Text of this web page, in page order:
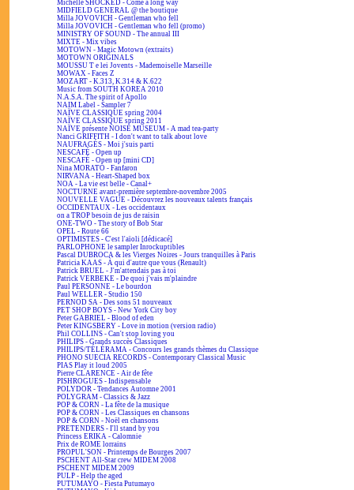
Michelle SHOCKED - Come a long way
MIDFIELD GENERAL @ the boutique
Milla JOVOVICH - Gentleman who fell
Milla JOVOVICH - Gentleman who fell (promo)
MINISTRY OF SOUND - The annual III
MIXTE - Mix vibes
MOTOWN - Magic Motown (extraits)
MOTOWN ORIGINALS
MOUSSU T e lei Jovents - Mademoiselle Marseille
MOWAX - Faces Z
MOZART - K.313, K.314 & K.622
Music from SOUTH KOREA 2010
N.A.S.A. The spirit of Apollo
NAIM Label - Sampler 7
NAÏVE CLASSIQUE spring 2004
NAÏVE CLASSIQUE spring 2011
NAÏVE présente NOISE MUSEUM - A mad tea-party
Nanci GRIFFITH - I don't want to talk about love
NAUFRAGÉS - Moi j'suis parti
NESCAFÉ - Open up
NESCAFÉ - Open up [mini CD]
Nina MORATO - Fanfaron
NIRVANA - Heart-Shaped box
NOA - La vie est belle - Canal+
NOCTURNE avant-première septembre-novembre 2005
NOUVELLE VAGUE - Découvrez les nouveaux talents français
OCCIDENTAUX - Les occidentaux
on a TROP besoin de jus de raisin
ONE-TWO - The story of Bob Star
OPEL - Route 66
OPTIMISTES - C'est l'aïoli [dédicacé]
PARLOPHONE le sampler Inrockuptibles
Pascal DUBROCA & les Vierges Noires - Jours tranquilles à Paris
Patricia KAAS - À qui d'autre que vous (Renault)
Patrick BRUEL - J'm'attendais pas à toi
Patrick VERBEKE - De quoi j'vais m'plaindre
Paul PERSONNE - Le bourdon
Paul WELLER - Studio 150
PERNOD SA - Des sons 51 nouveaux
PET SHOP BOYS - New York City boy
Peter GABRIEL - Blood of eden
Peter KINGSBERY - Love in motion (version radio)
Phil COLLINS - Can't stop loving you
PHILIPS - Grands succès Classiques
PHILIPS/TÉLÉRAMA - Concours les grands thèmes du Classique
PHONO SUECIA RECORDS - Contemporary Classical Music
PIAS Play it loud 2005
Pierre CLARENCE - Air de fête
PISHROGUES - Indispensable
POLYDOR - Tendances Automne 2001
POLYGRAM - Classics & Jazz
POP & CORN - La fête de la musique
POP & CORN - Les Classiques en chansons
POP & CORN - Noël en chansons
PRETENDERS - I'll stand by you
Princess ERIKA - Calomnie
Prix de ROME lorrains
PROPUL'SON - Printemps de Bourges 2007
PSCHENT All-Star crew MIDEM 2008
PSCHENT MIDEM 2009
PULP - Help the aged
PUTUMAYO - Fiesta Putumayo